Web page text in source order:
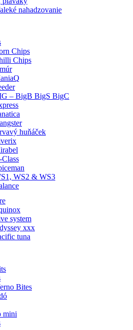
nahadzovanie
Chips
Chips
– BigB BigS BigC
huňáček
WS2 & WS3
system
xxx
tuna
Bites
mini